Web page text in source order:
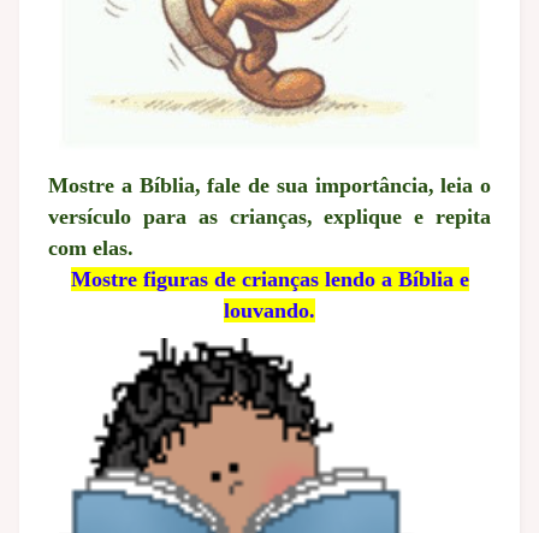
Mostre a Bíblia, fale de sua importância, leia o
versículo para as crianças, explique e repita
com elas.
Mostre figuras de crianças lendo a Bíblia e
louvando.